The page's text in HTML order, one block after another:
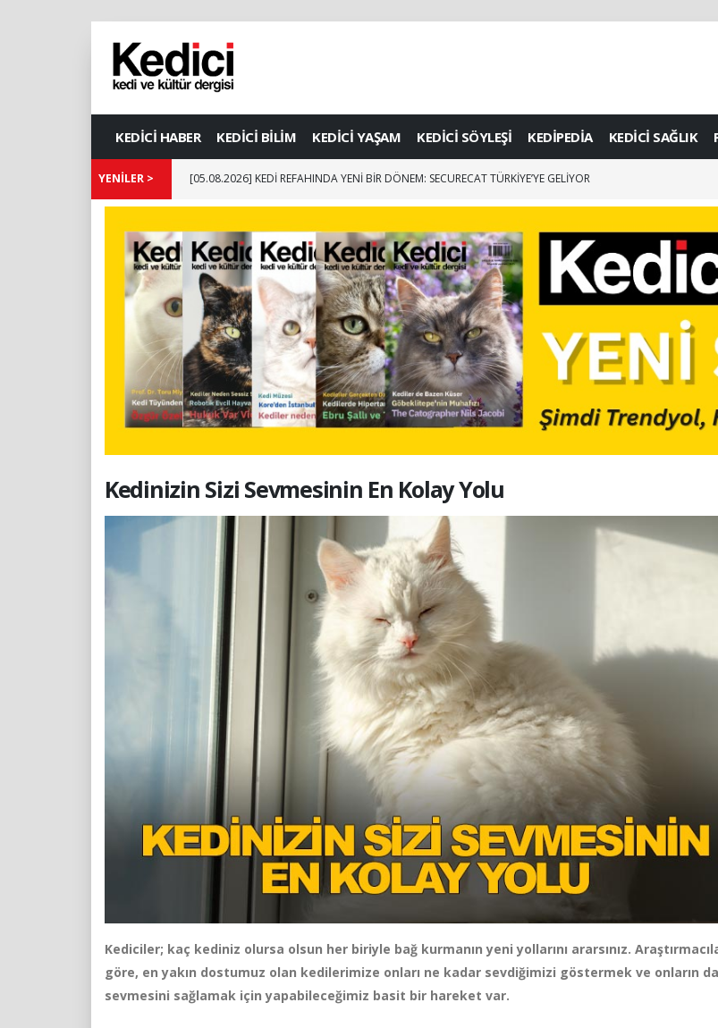
KEDİCİ HABER KEDİCİ BİLİM KEDİCİ YAŞAM KEDİCİ SÖYLEŞİ KEDİPEDİA KEDİCİ SAĞLIK
YENİLER >
[05.08.2026] KEDİ REFAHINDA YENİ BİR DÖNEM: SECURECAT TÜRKİYE’YE GELİYOR
[04.08.2026] The Catographer Nils Jacobi : Dünyanın En Ünlü Kedi Fotoğrafçısı ile Özel Röportaj
Kedinizin Sizi Sevmesinin En Kolay Yolu
Kediciler; kaç kediniz olursa olsun her biriyle bağ kurmanın yeni yollarını ararsınız.
göre, en yakın dostumuz olan kedilerimize onları ne kadar sevdiğimizi göstermek ve onların
sevmesini sağlamak için yapabileceğimiz basit bir hareket var.